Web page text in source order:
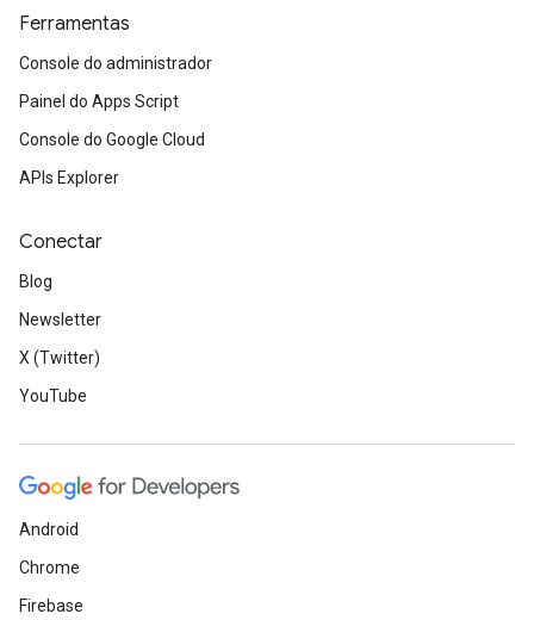
Ferramentas
Console do administrador
Painel do Apps Script
Console do Google Cloud
APIs Explorer
Conectar
Blog
Newsletter
X (Twitter)
YouTube
Android
Chrome
Firebase